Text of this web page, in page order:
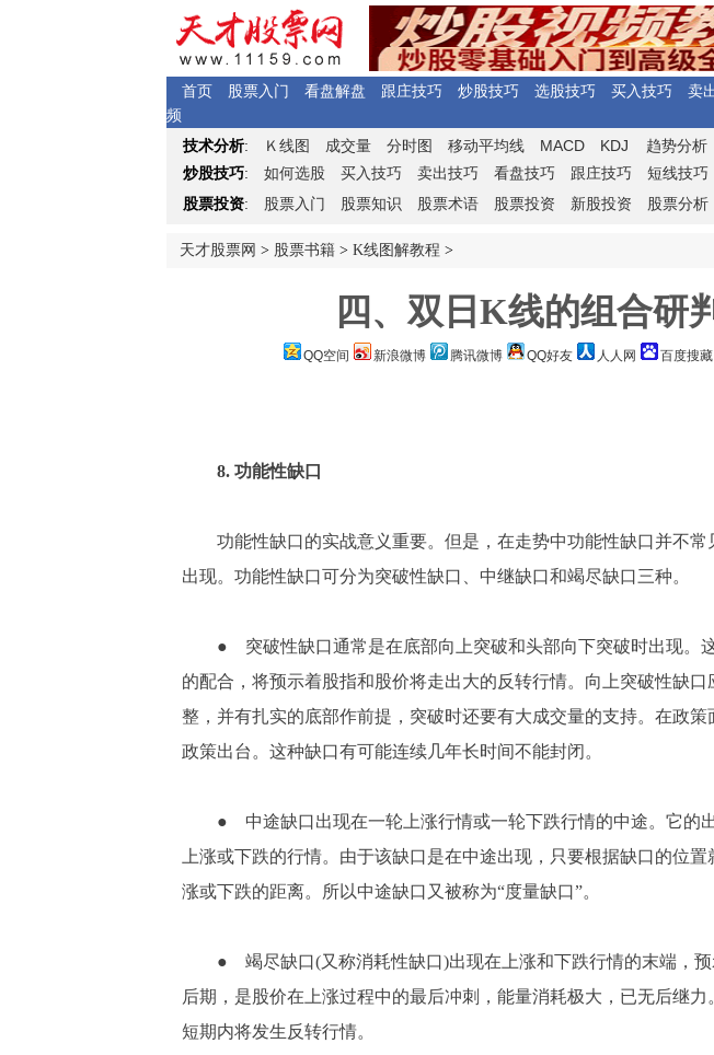
首页 股票入门 看盘解盘 跟庄技巧 炒股技巧 选股技巧 买入技巧 卖
频
技术分析: Ｋ 线图 成交量 分时图 移动平均线 MACD KDJ 趋势分析
炒股技巧: 如何选股 买入技巧 卖出技巧 看盘技巧 跟庄技巧 短线技巧
股票投资: 股票入门 股票知识 股票术语 股票投资 新股投资 股票分析
天才股票网 > 股票书籍 > K线图解教程 >
四、双日K线的组合研
QQ空间 新浪微博 腾讯微博 QQ好友 人人网 百度搜藏
8. 功能性缺口
功能性缺口的实战意义重要。但是，在走势中功能性缺口并不常
出现。功能性缺口可分为突破性缺口、中继缺口和竭尽缺口三种。
● 突破性缺口通常是在底部向上突破和头部向下突破时出现。
的配合，将预示着股指和股价将走出大的反转行情。向上突破性缺
整，并有扎实的底部作前提，突破时还要有大成交量的支持。在政
政策出台。这种缺口有可能连续几年长时间不能封闭。
● 中途缺口出现在一轮上涨行情或一轮下跌行情的中途。它的
上涨或下跌的行情。由于该缺口是在中途出现，只要根据缺口的位
涨或下跌的距离。所以中途缺口又被称为“度量缺口”。
● 竭尽缺口(又称消耗性缺口)出现在上涨和下跌行情的末端，预
后期，是股价在上涨过程中的最后冲刺，能量消耗极大，已无后继
短期内将发生反转行情。